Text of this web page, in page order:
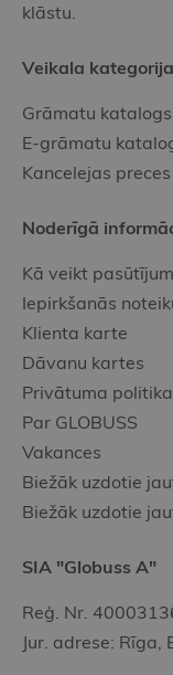
klāstu.
Veikala
Grāmatu katalogs
E-grāmatu
Kancelejas preces
Noderīgā
Kā veikt
Iepirkšanās
Klienta karte
Dāvanu kartes
Privātuma politika
Par GLOBUSS
Vakances
Biežāk uzdotie
Biežāk uzdotie
SIA "Globuss A"
Reģ. Nr.
Jur. adrese: